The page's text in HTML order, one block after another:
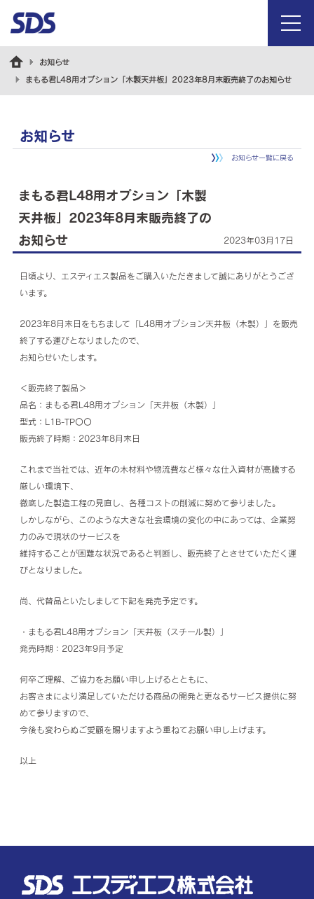
menu
お知らせ
まもる君L48用オプション「木製天井板」2023年8月末販売終了のお知らせ
お知らせ
お知らせ一覧に戻る
まもる君L48用オプション「木製
天井板」2023年8月末販売終了の
お知らせ
2023年03月17日
日頃より、エスディエス製品をご購入いただきまして誠にありがとうござ
います。
2023年8月末日をもちまして「L48用オプション天井板（木製）」を販売
終了する運びとなりましたので、
お知らせいたします。
＜販売終了製品＞
品名：まもる君L48用オプション「天井板（木製）」
型式：L1B-TP〇〇
販売終了時期：2023年8月末日
これまで当社では、近年の木材料や物流費など様々な仕入資材が高騰する
厳しい環境下、
徹底した製造工程の見直し、各種コストの削減に努めて参りました。
しかしながら、このような大きな社会環境の変化の中にあっては、企業努
力のみで現状のサービスを
維持することが困難な状況であると判断し、販売終了とさせていただく運
びとなりました。
尚、代替品といたしまして下記を発売予定です。
・まもる君L48用オプション「天井板（スチール製）」
発売時期：2023年9月予定
何卒ご理解、ご協力をお願い申し上げるとともに、
お客さまにより満足していただける商品の開発と更なるサービス提供に努
めて参りますので、
今後も変わらぬご愛顧を賜りますよう重ねてお願い申し上げます。
以上